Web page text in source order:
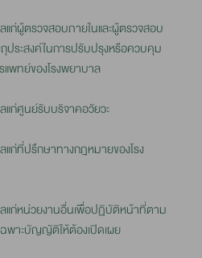
ผู้ตรวจสอบภายในและผู้ตรวจสอบ
ระสงค์ในการปรับปรุงหรือควบคุม
พทย์ของโรงพยาบาล
ก่ศูนย์รับบริจาคอวัยวะ
ที่ปรึกษาทางกฎหมายของโรง
ก่หน่วยงานอื่นเพื่อปฏิบัติหน้าที่ตาม
พาะบัญญัติให้ต้องเปิดเผย